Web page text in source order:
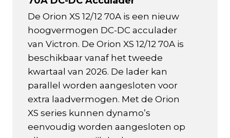
De Orion XS 12/12 70A is een nieuw
hoogvermogen DC-DC acculader
van Victron. De Orion XS 12/12 70A is
beschikbaar vanaf het tweede
kwartaal van 2026. De lader kan
parallel worden aangesloten voor
extra laadvermogen. Met de Orion
XS series kunnen dynamo’s
eenvoudig worden aangesloten op